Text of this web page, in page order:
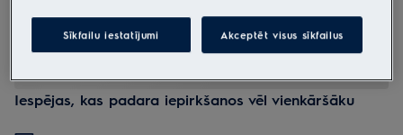
Iespējas, kas padara iepirkšanos vēl vienkāršāku
Sīkfailu iestatījumi Akceptēt visus sīkfailus